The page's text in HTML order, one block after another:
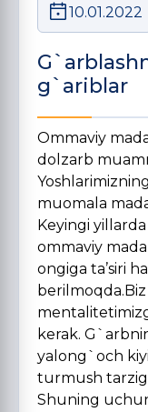
10.01.2022
g`ariblar
Ommaviy
dolzarb
muomala
Keyingi
ommaviy
ongiga ta’siri
kerak.
yalong`och
turmush
Shuning